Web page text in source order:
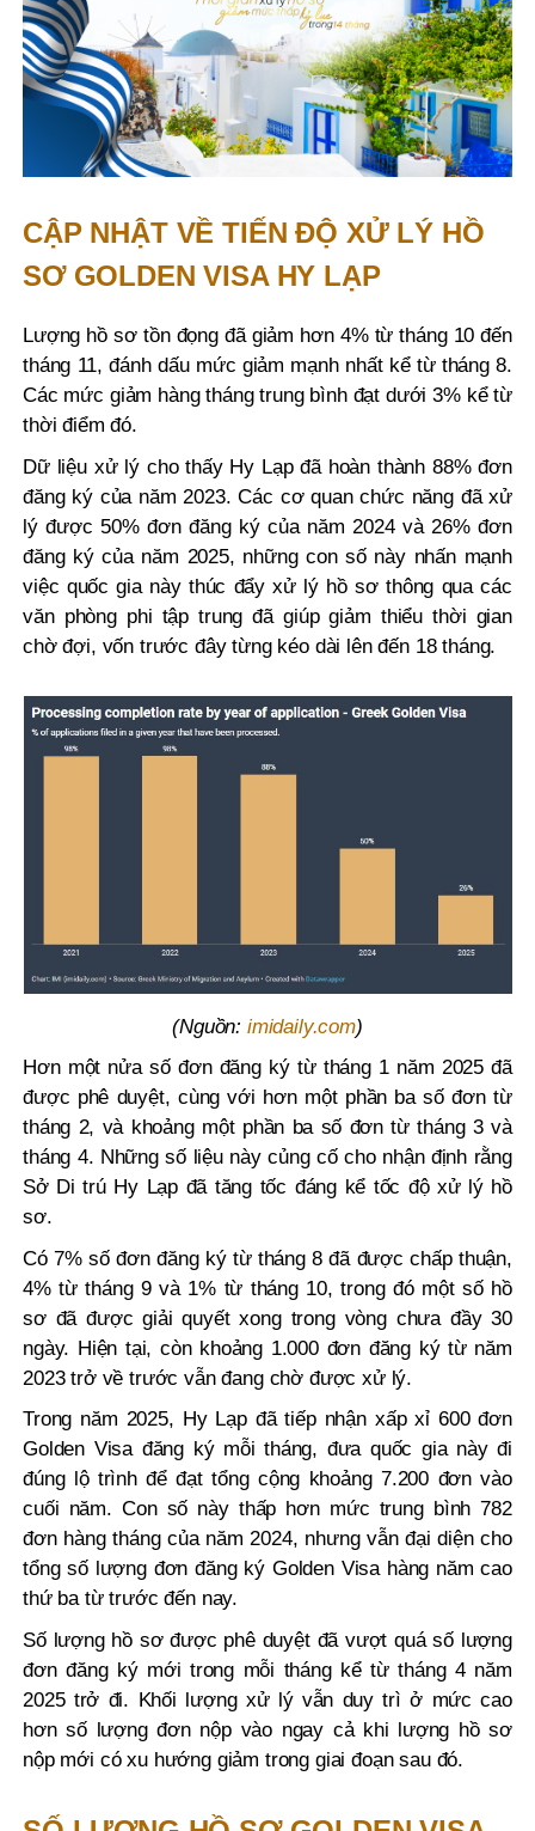
CẬP NHẬT VỀ TIẾN ĐỘ XỬ LÝ HỒ
SƠ GOLDEN VISA HY LẠP
Lượng hồ sơ tồn đọng đã giảm hơn 4% từ tháng 10 đến
tháng 11, đánh dấu mức giảm mạnh nhất kể từ tháng 8.
Các mức giảm hàng tháng trung bình đạt dưới 3% kể từ
thời điểm đó.
Dữ liệu xử lý cho thấy Hy Lạp đã hoàn thành 88% đơn
đăng ký của năm 2023. Các cơ quan chức năng đã xử
lý được 50% đơn đăng ký của năm 2024 và 26% đơn
đăng ký của năm 2025, những con số này nhấn mạnh
việc quốc gia này thúc đẩy xử lý hồ sơ thông qua các
văn phòng phi tập trung đã giúp giảm thiểu thời gian
chờ đợi, vốn trước đây từng kéo dài lên đến 18 tháng.
(Nguồn: imidaily.com)
Hơn một nửa số đơn đăng ký từ tháng 1 năm 2025 đã
được phê duyệt, cùng với hơn một phần ba số đơn từ
tháng 2, và khoảng một phần ba số đơn từ tháng 3 và
tháng 4. Những số liệu này củng cố cho nhận định rằng
Sở Di trú Hy Lạp đã tăng tốc đáng kể tốc độ xử lý hồ
sơ.
Có 7% số đơn đăng ký từ tháng 8 đã được chấp thuận,
4% từ tháng 9 và 1% từ tháng 10, trong đó một số hồ
sơ đã được giải quyết xong trong vòng chưa đầy 30
ngày. Hiện tại, còn khoảng 1.000 đơn đăng ký từ năm
2023 trở về trước vẫn đang chờ được xử lý.
Trong năm 2025, Hy Lạp đã tiếp nhận xấp xỉ 600 đơn
Golden Visa đăng ký mỗi tháng, đưa quốc gia này đi
đúng lộ trình để đạt tổng cộng khoảng 7.200 đơn vào
cuối năm. Con số này thấp hơn mức trung bình 782
đơn hàng tháng của năm 2024, nhưng vẫn đại diện cho
tổng số lượng đơn đăng ký Golden Visa hàng năm cao
thứ ba từ trước đến nay.
Số lượng hồ sơ được phê duyệt đã vượt quá số lượng
đơn đăng ký mới trong mỗi tháng kể từ tháng 4 năm
2025 trở đi. Khối lượng xử lý vẫn duy trì ở mức cao
hơn số lượng đơn nộp vào ngay cả khi lượng hồ sơ
nộp mới có xu hướng giảm trong giai đoạn sau đó.